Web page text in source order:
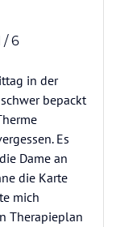
/ 6
in der
bepackt
Es
Dame an
die Karte
mich
Therapieplan